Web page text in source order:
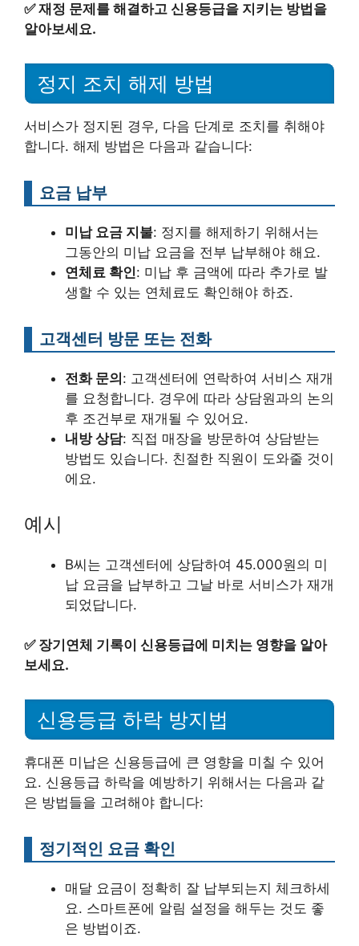
✅재정 문제를 해결하고 신용등급을 지키는 방법을
알아보세요.
정지 조치 해제 방법
서비스가 정지된 경우, 다음 단계로 조치를 취해야
합니다. 해제 방법은 다음과 같습니다:
요금 납부
미납 요금 지불: 정지를 해제하기 위해서는
그동안의 미납 요금을 전부 납부해야 해요.
연체료 확인: 미납 후 금액에 따라 추가로 발
생할 수 있는 연체료도 확인해야 하죠.
고객센터 방문 또는 전화
전화 문의 : 고객센터에 연락하여 서비스 재개
를 요청합니다. 경우에 따라 상담원과의 논의
후 조건부로 재개될 수 있어요.
내방 상담: 직접 매장을 방문하여 상담받는
방법도 있습니다. 친절한 직원이 도와줄 것이
에요.
예시
B씨는 고객센터에 상담하여 45.000원의 미
납 요금을 납부하고 그날 바로 서비스가 재개
되었답니다.
✅ 장기연체 기록이 신용등급에 미치는 영향을 알아
보세요.
신용등급 하락 방지법
휴대폰 미납은 신용등급에 큰 영향을 미칠 수 있어
요. 신용등급 하락을 예방하기 위해서는 다음과 같
은 방법들을 고려해야 합니다:
정기적인 요금 확인
매달 요금이 정확히 잘 납부되는지 체크하세
요. 스마트폰에 알림 설정을 해두는 것도 좋
은 방법이죠.